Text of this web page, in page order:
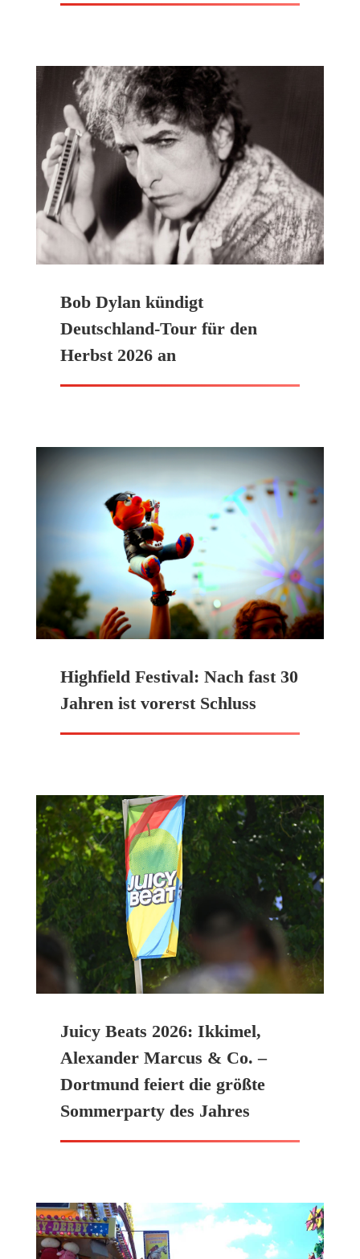
Bob Dylan kündigt
Deutschland-Tour für den
Herbst 2026 an
Highfield Festival: Nach fast 30
Jahren ist vorerst Schluss
Juicy Beats 2026: Ikkimel,
Alexander Marcus & Co. –
Dortmund feiert die größte
Sommerparty des Jahres